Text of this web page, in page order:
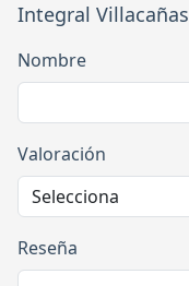
Integral Villacañas
Nombre
Valoración
Reseña